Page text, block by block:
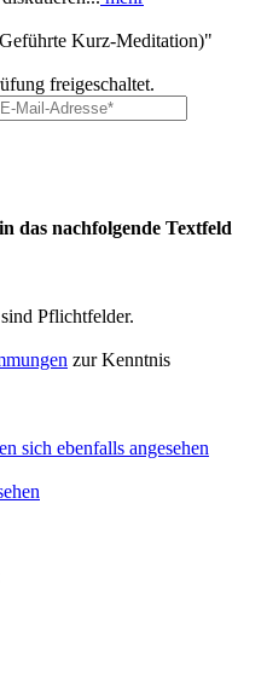
Kurz-Meditation)"
freigeschaltet.
das nachfolgende Textfeld
Pflichtfelder.
zur Kenntnis
sich ebenfalls angesehen